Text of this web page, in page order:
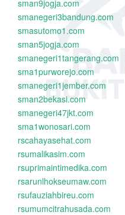
sman9jogja.com
smanegeri3bandung.com
smasutomo1.com
sman5jogja.com
smanegeri1tangerang.com
sma1purworejo.com
smanegeri1jember.com
sman2bekasi.com
smanegeri47jkt.com
sma1wonosari.com
rscahayasehat.com
rsumalikasim.com
rsuprimaintimedika.com
rsarunlhokseumaw.com
rsufauziahbireu.com
rsumumcitrahusada.com